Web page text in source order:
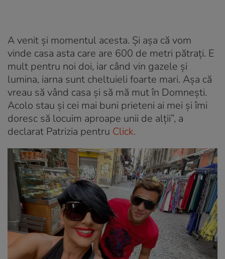
A venit și momentul acesta. Și așa că vom
vinde casa asta care are 600 de metri pătrați. E
mult pentru noi doi, iar când vin gazele și
lumina, iarna sunt cheltuieli foarte mari. Așa că
vreau să vând casa și să mă mut în Domnești.
Acolo stau și cei mai buni prieteni ai mei și îmi
doresc să locuim aproape unii de alții”, a
declarat Patrizia pentru Click.